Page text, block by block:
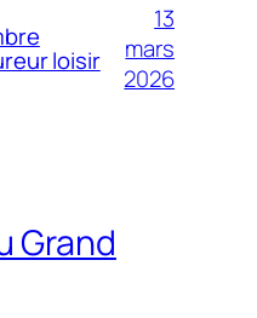
loisir
13
mars
2026
Grand